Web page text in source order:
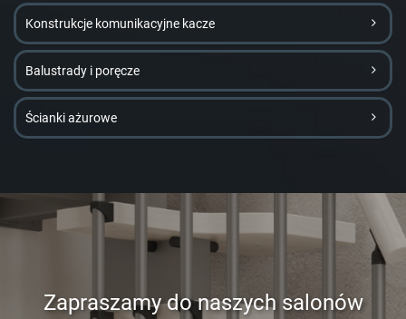
Konstrukcje komunikacyjne kacze
Balustrady i poręcze
Ścianki ażurowe
Zapraszamy do naszych salonów